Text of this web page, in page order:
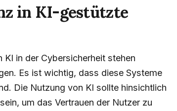
in KI-gestützte
in der Cybersicherheit stehen
Es ist wichtig, dass diese Systeme
Die Nutzung von KI sollte hinsichtlich
um das Vertrauen der Nutzer zu